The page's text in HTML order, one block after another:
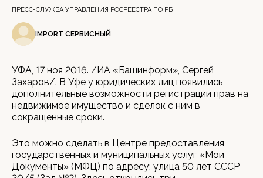
ПРЕСС-СЛУЖБА УПРАВЛЕНИЯ РОСРЕЕСТРА ПО РБ
IMPORT СЕРВИСНЫЙ
УФА, 17 ноя 2016. /ИА «Башинформ», Сергей
Захаров/. В Уфе у юридических лиц появились
дополнительные возможности регистрации прав на
недвижимое имущество и сделок с ним в
сокращенные сроки.
Это можно сделать в Центре предоставления
государственных и муниципальных услуг «Мои
Документы» (МФЦ) по адресу: улица 50 лет СССР